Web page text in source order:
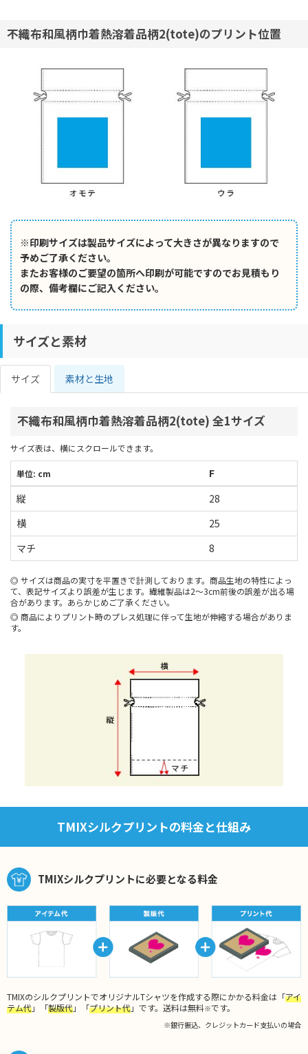
不織布和風柄巾着熱溶着品柄2(tote)のプリント位置
※印刷サイズは製品サイズによって大きさが異なりますので
予めご了承ください。
またお客様のご要望の箇所へ印刷が可能ですのでお見積もり
の際、備考欄にご記入ください。
サイズと素材
サイズ 素材と生地
不織布和風柄巾着熱溶着品柄2(tote) 全1サイズ
サイズ表は、横にスクロールできます。
単位: cm
F
縦
28
横
25
マチ
8
サイズは商品の実寸を平置きで計測しております。商品生地の特性によっ
て、表記サイズより誤差が生じます。繊維製品は2～3cm前後の誤差が出る場
合があります。あらかじめご了承ください。
商品によりプリント時のプレス処理に伴って生地が伸縮する場合がありま
す。
TMIXシルクプリントの料金と仕組み
TMIXシルクプリントに必要となる料金
TMIXのシルクプリントでオリジナルTシャツを作成する際にかかる料金は「アイ
テム代」「製版代」「プリント代」です。送料は無料※です。
※銀行振込、クレジットカード支払いの場合